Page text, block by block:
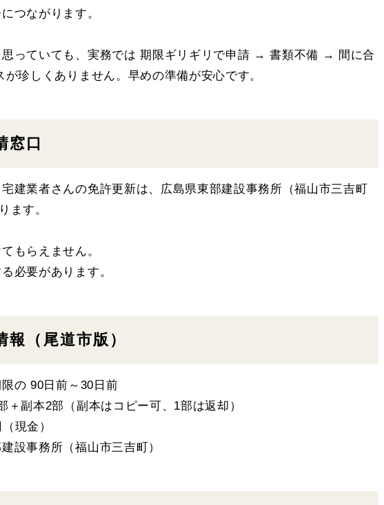
つながります。
思っていても、実務では 期限ギリギリで申請 → 書類不備 → 間に合
珍しくありません。早めの準備が安心です。
窓口
建業者さんの免許更新は、広島県東部建設事務所（福山市三吉町
ます。
もらえません。
必要があります。
報（尾道市版）
の 90日前～30日前
＋副本2部（副本はコピー可、1部は返却）
現金）
設事務所（福山市三吉町）